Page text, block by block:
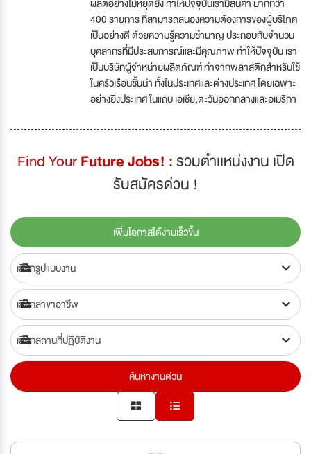
400 รายการ ที่สามารถสนองความต้องการของผู้บริโภค
เป็นอย่างดี ด้วยความรู้ความชำนาญ ประกอบกับจำนวน
บุคลากรที่มีประสบการณ์และมีคุณภาพ ทำให้ปัจจุบัน เรา
เป็นบริษัทผู้จำหน่ายผลิตภัณฑ์ ทำจากพลาสติกสำหรับใช้
ในครัวเรือนชั้นนำ ทั้งในประเทศและต่างประเทศ โดยเฉพาะ
อย่างยิ่งประเทศ ในแถบ เอเชีย,ตะวันออกกลางและอเมริกา
Find YourFuture Jobs! :รวมตำเเหน่งงาน เปิด
รับสมัครด่วน !
เพิ่มโอกาสได้งานเร็วขึ้น
ค้นหางานด่วน